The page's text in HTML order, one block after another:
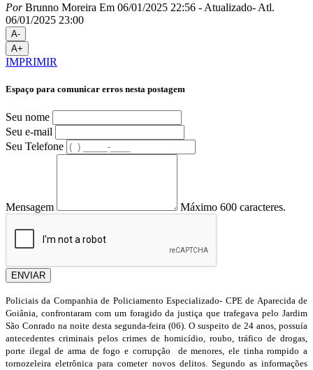
PorBrunno Moreira Em 06/01/2025 22:56 - Atualizado- Atl.
06/01/2025 23:00
A-
A+
IMPRIMIR
Espaço para comunicar erros nesta postagem
Seu nome
Seu e-mail
Seu Telefone
Mensagem Máximo 600 caracteres.
ENVIAR
Policiais da Companhia de Policiamento Especializado- CPE de Aparecida de
Goiânia, confrontaram com um foragido da justiça que trafegava pelo Jardim
São Conrado na noite desta segunda-feira (06). O suspeito de 24 anos, possuía
antecedentes criminais pelos crimes de homicídio, roubo, tráfico de drogas,
porte ilegal de arma de fogo e corrupção de menores, ele tinha rompido a
tornozeleira eletrônica para cometer novos delitos. Segundo as informações